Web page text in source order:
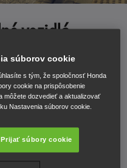
vozidlá
známe tým, že využívajú
avšak nie všetky
spôsobom. Pri
súborov cookie
s tým, že spoločnosť Honda
cookie na prispôsobenie
môžete dozvedieť a aktualizovať
Nastavenia súborov cookie.
Prijať súbory cookie